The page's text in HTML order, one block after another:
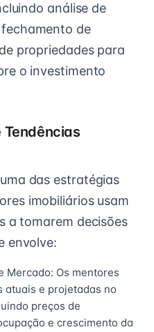
análise de
de
propriedades para
o investimento
Tendências
das estratégias
imobiliários usam
a tomarem decisões
envolve:
Mercado: Os mentores
atuais e projetadas no
preços de
e crescimento da